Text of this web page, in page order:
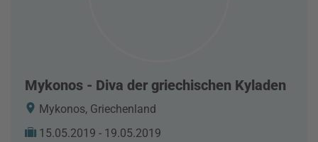
Mykonos - Diva der griechischen Kyladen
Mykonos, Griechenland
15.05.2019 - 19.05.2019